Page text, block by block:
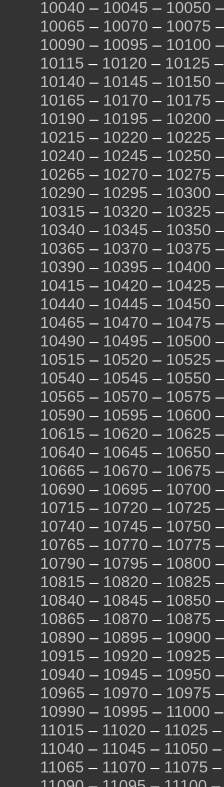
10040 – 10045 – 10050
10065 – 10070 – 10075
10090 – 10095 – 10100
10115 – 10120 – 10125
10140 – 10145 – 10150
10165 – 10170 – 10175
10190 – 10195 – 10200
10215 – 10220 – 10225
10240 – 10245 – 10250
10265 – 10270 – 10275
10290 – 10295 – 10300
10315 – 10320 – 10325
10340 – 10345 – 10350
10365 – 10370 – 10375
10390 – 10395 – 10400
10415 – 10420 – 10425
10440 – 10445 – 10450
10465 – 10470 – 10475
10490 – 10495 – 10500
10515 – 10520 – 10525
10540 – 10545 – 10550
10565 – 10570 – 10575
10590 – 10595 – 10600
10615 – 10620 – 10625
10640 – 10645 – 10650
10665 – 10670 – 10675
10690 – 10695 – 10700
10715 – 10720 – 10725
10740 – 10745 – 10750
10765 – 10770 – 10775
10790 – 10795 – 10800
10815 – 10820 – 10825
10840 – 10845 – 10850
10865 – 10870 – 10875
10890 – 10895 – 10900
10915 – 10920 – 10925
10940 – 10945 – 10950
10965 – 10970 – 10975
10990 – 10995 – 11000
11015 – 11020 – 11025
11040 – 11045 – 11050
11065 – 11070 – 11075